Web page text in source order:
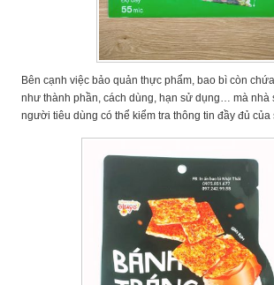
Bên cạnh việc bảo quản thực phẩm, bao bì còn
như thành phần, cách dùng, hạn sử dụng… mà nhà
người tiêu dùng có thể kiểm tra thông tin đầy đủ của